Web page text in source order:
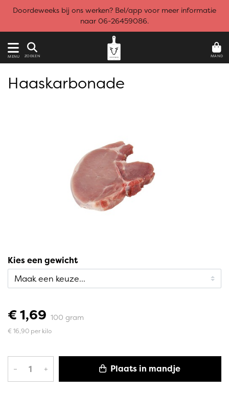
Doordeweeks bij ons werken? Bel/app voor meer informatie
naar 06-26459086.
MENU ZOEKEN MAND
Haaskarbonade
Kies een gewicht
€ 1,69 100 gram
€ 16,90 per kilo
– + Plaats in mandje